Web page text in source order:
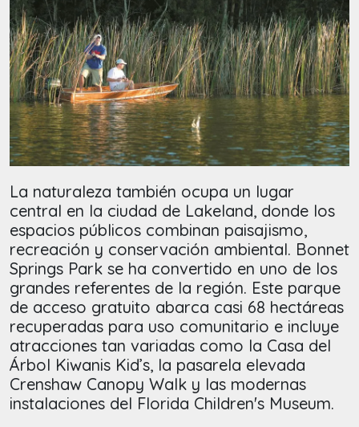
La naturaleza también ocupa un lugar
central en la ciudad de Lakeland, donde los
espacios públicos combinan paisajismo,
recreación y conservación ambiental. Bonnet
Springs Park se ha convertido en uno de los
grandes referentes de la región. Este parque
de acceso gratuito abarca casi 68 hectáreas
recuperadas para uso comunitario e incluye
atracciones tan variadas como la Casa del
Árbol Kiwanis Kid’s, la pasarela elevada
Crenshaw Canopy Walk y las modernas
instalaciones del Florida Children's Museum.